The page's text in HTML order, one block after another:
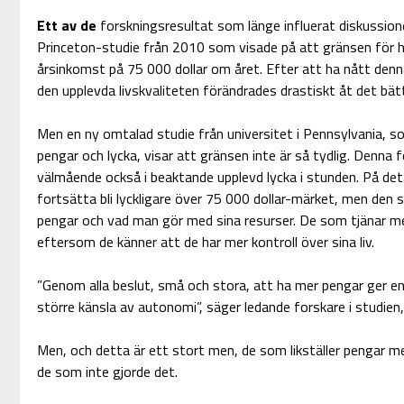
Ett av de forskningsresultat som länge influerat
Princeton-studie från 2010 som visade på att gränsen för
årsinkomst på 75 000 dollar om året. Efter att ha nått
den upplevda livskvaliteten förändrades drastiskt åt det
Men en ny omtalad studie från universitet i Pennsylvania,
pengar och lycka, visar att gränsen inte är så tydlig.
välmående också i beaktande upplevd lycka i stunden. På
fortsätta bli lyckligare över 75 000 dollar-märket, men den
pengar och vad man gör med sina resurser. De som tjänar
eftersom de känner att de har mer kontroll över sina liv.
”Genom alla beslut, små och stora, att ha mer pengar ger
större känsla av autonomi”, säger ledande forskare i
Men, och detta är ett stort men, de som likställer pengar
de som inte gjorde det.